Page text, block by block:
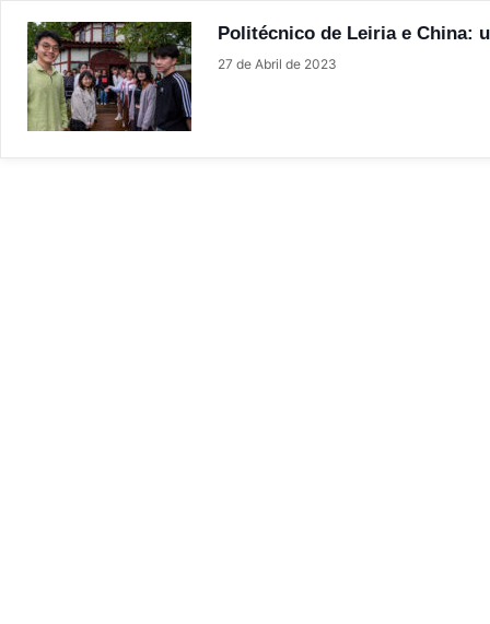
Politécnico de Leiria e China:
27 de Abril de 2023